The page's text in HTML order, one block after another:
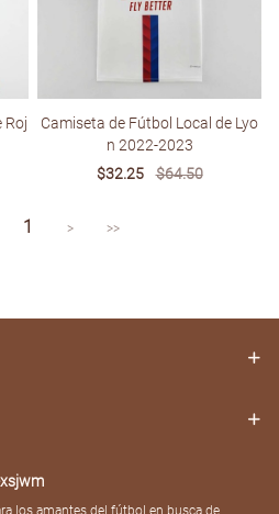
Roj
Camiseta de Fútbol Local de Lyo
n 2022-2023
Sale
$32.25
Regular
$64.50
1 > >>
los amantes del fútbol en busca de